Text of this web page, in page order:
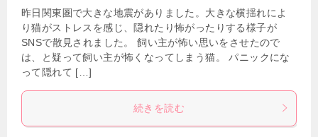
昨日関東圏で大きな地震がありました。大きな横揺れによ
り猫がストレスを感じ、隠れたり怖がったりする様子が
SNSで散見されました。 飼い主が怖い思いをさせたので
は、と疑って飼い主が怖くなってしまう猫。 パニックにな
って隠れて […]
続きを読む